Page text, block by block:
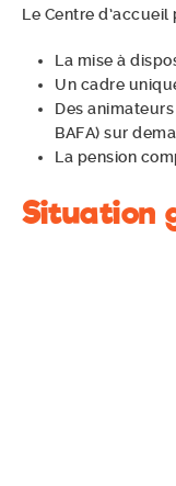
Le Centre d’accueil
La mise à
Un cadre
Des
BAFA) sur
La pension
Situation